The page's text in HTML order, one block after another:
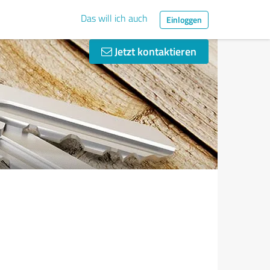
Das will ich auch Einloggen
Jetzt kontaktieren